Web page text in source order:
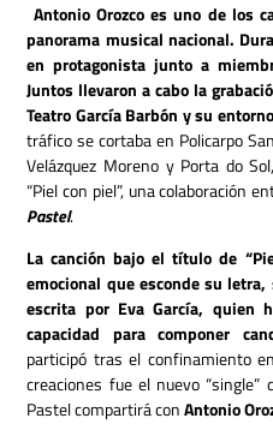
Antonio Orozco es uno de los
panorama musical nacional.
en protagonista junto a
Juntos llevaron a cabo la
Teatro García Barbón y su entorno
tráfico se cortaba en Policarpo
Velázquez Moreno y Porta do
“Piel con piel”, una colaboración
Pastel.
La canción bajo el título de
emocional que esconde su
escrita por Eva García, quien
capacidad para componer
participó tras el confinamiento
creaciones fue el nuevo “single”
Pastel compartirá conAntonio